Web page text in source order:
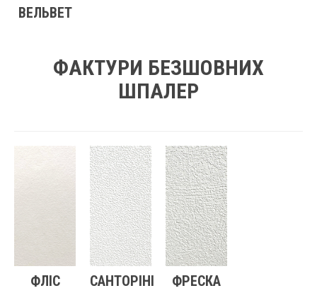
ВЕЛЬВЕТ
ФАКТУРИ БЕЗШОВНИХ
ШПАЛЕР
ФЛІС САНТОРІНІ ФРЕСКА